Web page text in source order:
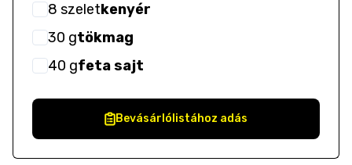
8 szeletkenyér
30 gtökmag
40 gfeta sajt
Bevásárlólistához adás